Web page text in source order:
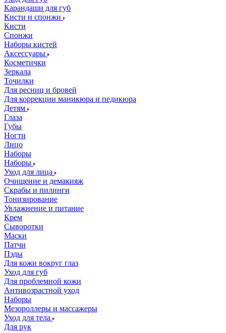
Карандаши для губ
Кисти и спонжи
Кисти
Спонжи
Наборы кистей
Аксессуары
Косметички
Зеркала
Точилки
Для ресниц и бровей
Для коррекции маникюра и педикюра
Детям
Глаза
Губы
Ногти
Лицо
Наборы
Наборы
Уход для лица
Очищение и демакияж
Скрабы и пилинги
Тонизирование
Увлажнение и питание
Крем
Сыворотки
Маски
Патчи
Пэды
Для кожи вокруг глаз
Уход для губ
Для проблемной кожи
Антивозрастной уход
Наборы
Мезороллеры и массажеры
Уход для тела
Для рук